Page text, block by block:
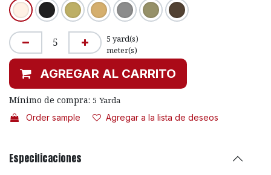
5 yard(s)
meter(s)
AGREGAR AL CARRITO
Mínimo de compra: 5 Yarda
Order sample Agregar a la lista de deseos
Especificaciones